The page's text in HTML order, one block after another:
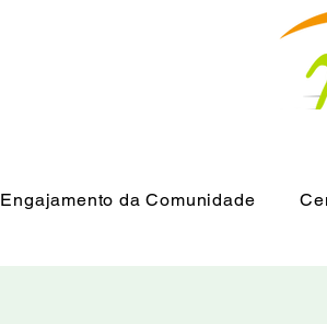
Engajamento da Comunidade